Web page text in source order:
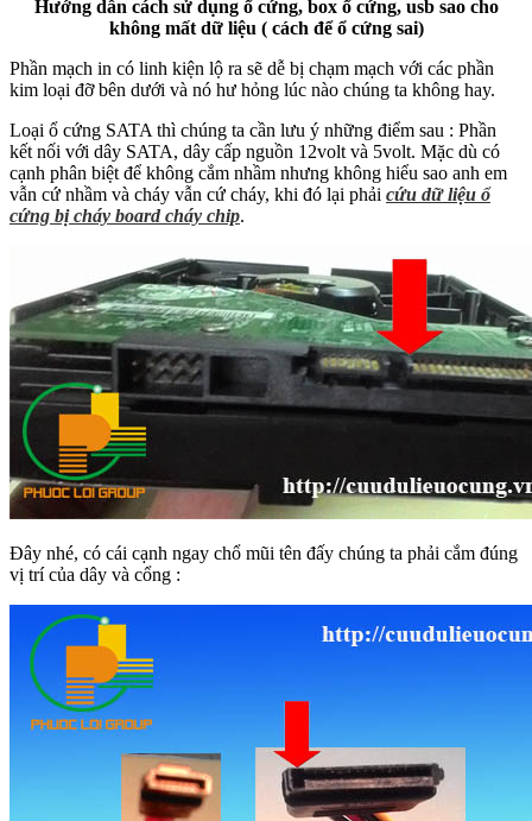
Hướng dẫn cách sử dụng ổ cứng, box ổ cứng, usb sao cho
không mất dữ liệu ( cách để ổ cứng sai)
Phần mạch in có linh kiện lộ ra sẽ dễ bị chạm mạch với các phần
kim loại đỡ bên dưới và nó hư hỏng lúc nào chúng ta không hay.
Loại ổ cứng SATA thì chúng ta cần lưu ý những điểm sau : Phần
kết nối với dây SATA, dây cấp nguồn 12volt và 5volt. Mặc dù có
cạnh phân biệt để không cắm nhầm nhưng không hiểu sao anh em
vẫn cứ nhầm và cháy vẫn cứ cháy, khi đó lại phải cứu dữ liệu ổ
cứng bị cháy board cháy chip.
Đây nhé, có cái cạnh ngay chổ mũi tên đấy chúng ta phải cắm đúng
vị trí của dây và cổng :